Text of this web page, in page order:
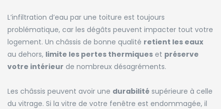
L’infiltration d’eau par une toiture est toujours
problématique, car les dégâts peuvent impacter tout votre
logement. Un châssis de bonne qualité retient les eaux
au dehors, limite les pertes thermiques et préserve
votre intérieur de nombreux désagréments.
Les châssis peuvent avoir une durabilité supérieure à celle
du vitrage. Si la vitre de votre fenêtre est endommagée, il